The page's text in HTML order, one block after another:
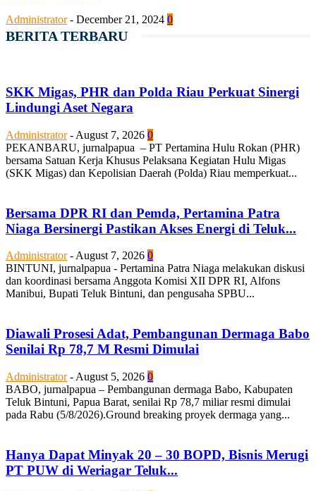
Administrator - December 21, 2024 0
BERITA TERBARU
SKK Migas, PHR dan Polda Riau Perkuat Sinergi
Lindungi Aset Negara
Administrator - August 7, 2026 0
PEKANBARU, jurnalpapua – PT Pertamina Hulu Rokan (PHR)
bersama Satuan Kerja Khusus Pelaksana Kegiatan Hulu Migas
(SKK Migas) dan Kepolisian Daerah (Polda) Riau memperkuat...
Bersama DPR RI dan Pemda, Pertamina Patra
Niaga Bersinergi Pastikan Akses Energi di Teluk...
Administrator -August 7, 2026 0
BINTUNI, jurnalpapua - Pertamina Patra Niaga melakukan diskusi
dan koordinasi bersama Anggota Komisi XII DPR RI, Alfons
Manibui, Bupati Teluk Bintuni, dan pengusaha SPBU...
Diawali Prosesi Adat, Pembangunan Dermaga Babo
Senilai Rp 78,7 M Resmi Dimulai
Administrator - August 5, 2026 0
BABO, jurnalpapua – Pembangunan dermaga Babo, Kabupaten
Teluk Bintuni, Papua Barat, senilai Rp 78,7 miliar resmi dimulai
pada Rabu (5/8/2026).Ground breaking proyek dermaga yang...
Hanya Dapat Minyak 20 – 30 BOPD, Bisnis Merugi
PT PUW di Weriagar Teluk...